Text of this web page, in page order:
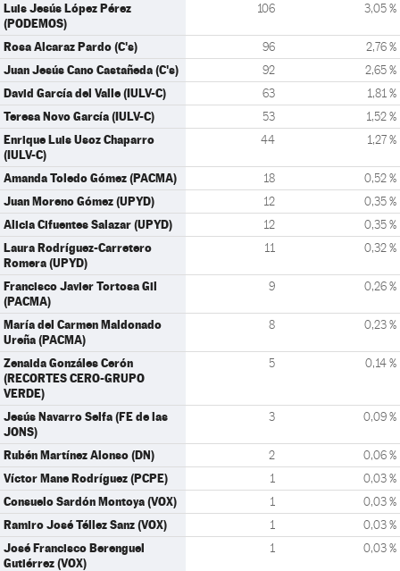
Luis Jesús López Pérez
(PODEMOS)
106 3,05 %
Rosa Alcaraz Pardo (C's) 96 2,76 %
Juan Jesús Cano Castañeda (C's) 92 2,65 %
David García del Valle (IULV-C) 63 1,81 %
Teresa Novo García (IULV-C) 53 1,52 %
Enrique Luis Usoz Chaparro
(IULV-C)
44 1,27 %
Amanda Toledo Gómez (PACMA) 18 0,52 %
Juan Moreno Gómez (UPYD) 12 0,35 %
Alicia Cifuentes Salazar (UPYD) 12 0,35 %
Laura Rodríguez-Carretero
Romera (UPYD)
11 0,32 %
Francisco Javier Tortosa Gil
(PACMA)
9 0,26 %
María del Carmen Maldonado
Ureña (PACMA)
8 0,23 %
Zenaida Gonzáles Cerón
(RECORTES CERO-GRUPO
VERDE)
5 0,14 %
Jesús Navarro Selfa (FE de las
JONS)
3 0,09 %
Rubén Martínez Alonso (DN) 2 0,06 %
Víctor Mane Rodríguez (PCPE) 1 0,03 %
Consuelo Sardón Montoya (VOX) 1 0,03 %
Ramiro José Téllez Sanz (VOX) 1 0,03 %
José Francisco Berenguel
Gutiérrez (VOX)
1 0,03 %